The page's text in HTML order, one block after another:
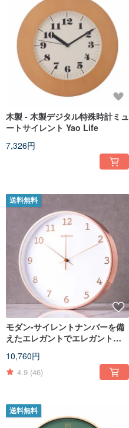
木製 - 木製デジタル特殊時計ミュ
ートサイレント Yao Life
7,326円
送料無料
モダン-サイレントナンバーを備
えたエレガントでエレガントな
10,760円
4.9 (46)
送料無料